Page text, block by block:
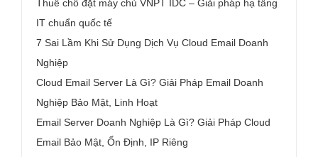
Thuê chỗ đặt máy chủ VNPT IDC – Giải pháp hạ tầng
IT chuẩn quốc tế
7 Sai Lầm Khi Sử Dụng Dịch Vụ Cloud Email Doanh
Nghiệp
Cloud Email Server Là Gì? Giải Pháp Email Doanh
Nghiệp Bảo Mật, Linh Hoạt
Email Server Doanh Nghiệp Là Gì? Giải Pháp Cloud
Email Bảo Mật, Ổn Định, IP Riêng